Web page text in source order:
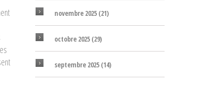
novembre 2025 (21)
octobre 2025 (29)
septembre 2025 (14)